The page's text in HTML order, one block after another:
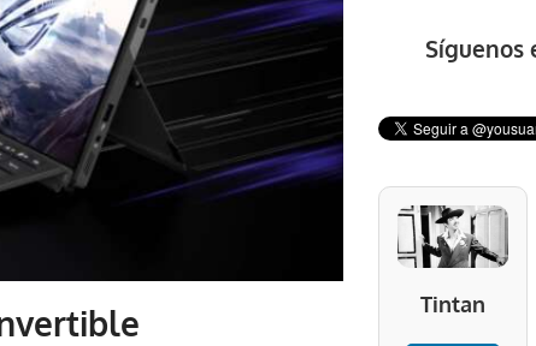
Síguenos
Tintan